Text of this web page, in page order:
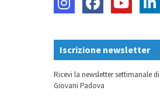
Iscrizione newsletter
Ricevi la newsletter settimanale
Giovani Padova